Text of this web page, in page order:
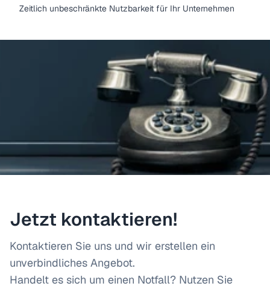
Zeitlich unbeschränkte Nutzbarkeit für Ihr Unternehmen
Jetzt kontaktieren!
Kontaktieren Sie uns und wir erstellen ein
unverbindliches Angebot.
Handelt es sich um einen Notfall? Nutzen Sie